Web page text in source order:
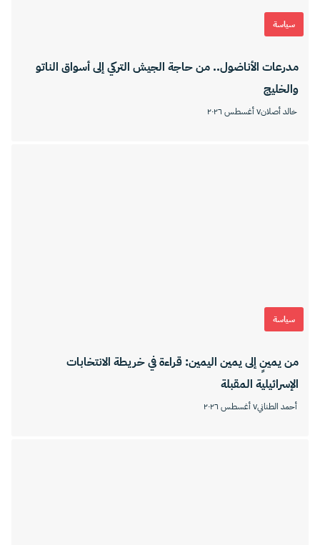
سياسة
مدرعات الأناضول.. من حاجة الجيش التركي إلى أسواق الناتو
والخليج
خالد أصلان٧ أغسطس ٢٠٢٦
سياسة
من يمينٍ إلى يمين اليمين: قراءة في خريطة الانتخابات
الإسرائيلية المقبلة
أحمد الطناني٧ أغسطس ٢٠٢٦